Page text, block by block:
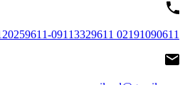
02191090611 09120259611-09113329611